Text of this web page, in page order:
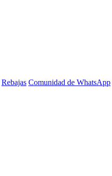
Rebajas Comunidad de WhatsApp